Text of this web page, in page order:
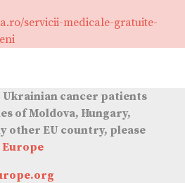
servicii-medicale-gratuite-
cancer patients
of Moldova, Hungary,
other EU country, please
Europe